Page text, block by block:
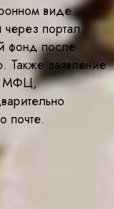
виде
портал
фонд после
Также заявление
МФЦ,
почте.